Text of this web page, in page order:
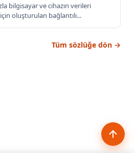
bilgisayar ve cihazın verileri
oluşturulan bağlantılı...
Tüm sözlüğe dön →